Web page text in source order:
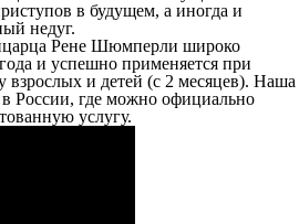
в будущем, а иногда и
недуг.
Рене Шюмперли широко
и успешно применяется при
взрослых и детей (с 2 месяцев). Наша
России, где можно официально
услугу.